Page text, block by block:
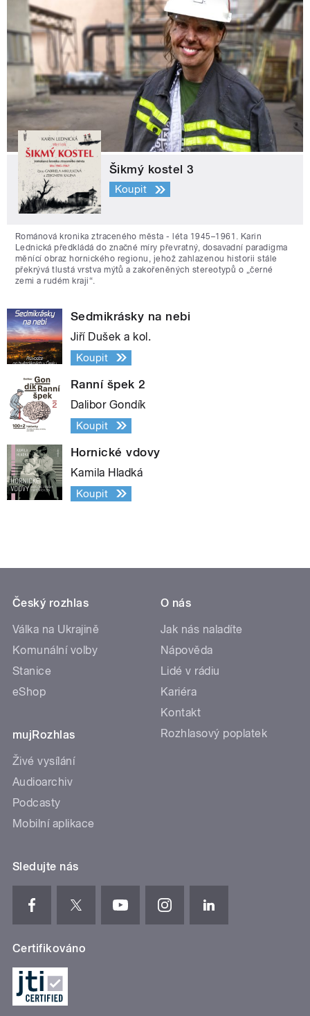
Šikmý kostel 3
Koupit
Románová kronika ztraceného města - léta 1945–1961. Karin
Lednická předkládá do značné míry převratný, dosavadní paradigma
měnící obraz hornického regionu, jehož zahlazenou historii stále
překrývá tlustá vrstva mýtů a zakořeněných stereotypů o „černé
zemi a rudém kraji“.
Sedmikrásky na nebi
Jiří Dušek a kol.
Koupit
Ranní špek 2
Dalibor Gondík
Koupit
Hornické vdovy
Kamila Hladká
Koupit
Český rozhlas
Válka na Ukrajině
Komunální volby
Stanice
eShop
mujRozhlas
Živé vysílání
Audioarchiv
Podcasty
Mobilní aplikace
O nás
Jak nás naladíte
Nápověda
Lidé v rádiu
Kariéra
Kontakt
Rozhlasový poplatek
Sledujte nás
Certifikováno